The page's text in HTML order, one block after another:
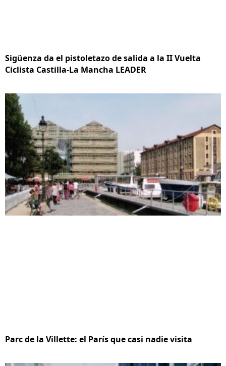
Sigüenza da el pistoletazo de salida a la II Vuelta
Ciclista Castilla-La Mancha LEADER
Parc de la Villette: el París que casi nadie visita